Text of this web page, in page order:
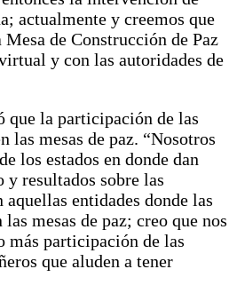
actualmente y creemos que
de Construcción de Paz
y con las autoridades de
que la participación de las
las mesas de paz. “Nosotros
los estados en donde dan
y resultados sobre las
entidades donde las
mesas de paz; creo que nos
más participación de las
que aluden a tener